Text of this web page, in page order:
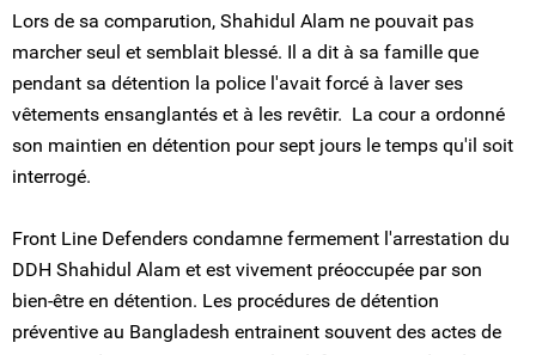
Lors de sa comparution, Shahidul Alam ne pouvait pas
marcher seul et semblait blessé. Il a dit à sa famille que
pendant sa détention la police l'avait forcé à laver ses
vêtements ensanglantés et à les revêtir. La cour a ordonné
son maintien en détention pour sept jours le temps qu'il soit
interrogé.
Front Line Defenders condamne fermement l'arrestation du
DDH Shahidul Alam et est vivement préoccupée par son
bien-être en détention. Les procédures de détention
préventive au Bangladesh entrainent souvent des actes de